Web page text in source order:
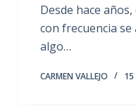
Desde hace
con frecuencia
algo…
CARMEN VALLEJO 15